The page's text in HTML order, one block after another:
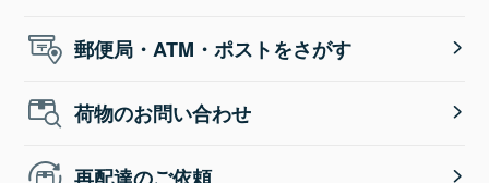
郵便局・ATM・ポストをさがす
荷物のお問い合わせ
再配達のご依頼